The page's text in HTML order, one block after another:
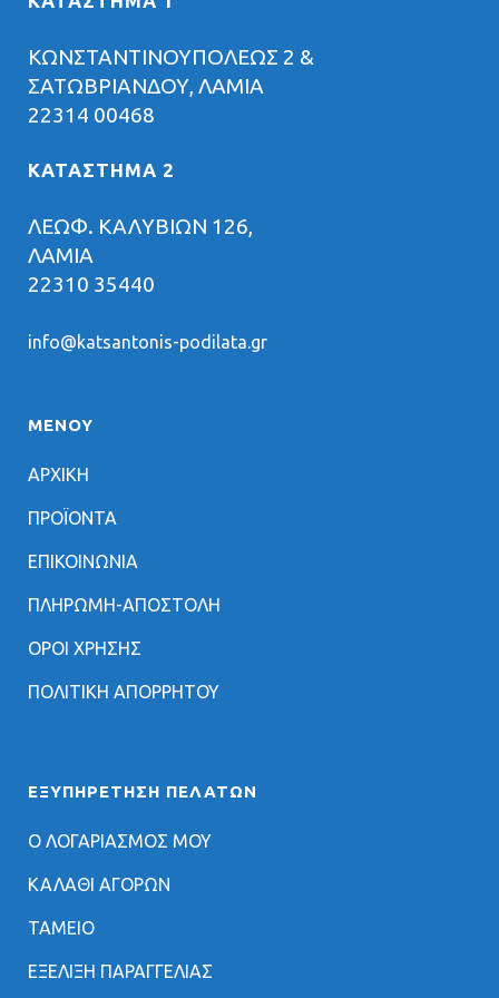
ΚΩΝΣΤΑΝΤΙΝΟΥΠΟΛΕΩΣ 2 &
ΣΑΤΩΒΡΙΑΝΔΟΥ, ΛΑΜΙΑ
22314 00468
ΚΑΤΑΣΤΗΜΑ 2
ΛΕΩΦ. ΚΑΛΥΒΙΩΝ 126,
ΛΑΜΙΑ
22310 35440
info@katsantonis-podilata.gr
ΜΕΝΟΥ
ΑΡΧΙΚΗ
ΠΡΟΪΟΝΤΑ
ΕΠΙΚΟΙΝΩΝΙΑ
ΠΛΗΡΩΜΗ-ΑΠΟΣΤΟΛΗ
ΟΡΟΙ ΧΡΗΣΗΣ
ΠΟΛΙΤΙΚΗ ΑΠΟΡΡΗΤΟΥ
ΕΞΥΠΗΡΈΤΗΣΗ ΠΕΛΑΤΏΝ
Ο ΛΟΓΑΡΙΑΣΜΟΣ ΜΟΥ
ΚΑΛΑΘΙ ΑΓΟΡΩΝ
ΤΑΜΕΙΟ
ΕΞΕΛΙΞΗ ΠΑΡΑΓΓΕΛΙΑΣ